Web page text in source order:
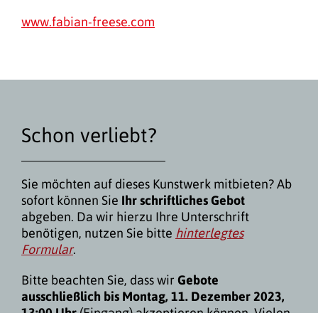
www.fabian-freese.com
Schon verliebt?
Sie möchten auf dieses Kunstwerk mitbieten? Ab
sofort können Sie Ihr schriftliches Gebot
abgeben. Da wir hierzu Ihre Unterschrift
benötigen, nutzen Sie bitte hinterlegtes
Formular.
Bitte beachten Sie, dass wir Gebote
ausschließlich bis Montag, 11. Dezember 2023,